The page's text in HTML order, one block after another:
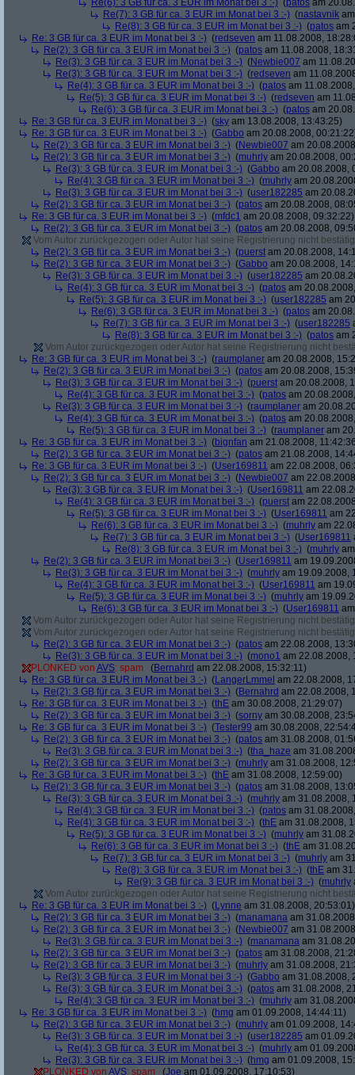
Re(6): 3 GB für ca. 3 EUR im Monat bei 3 :-) ( patos am
Re(7): 3 GB für ca. 3 EUR im Monat bei 3 :-) (nastavnik
Re(8): 3 GB für ca. 3 EUR im Monat bei 3 :-) (patos am
Re: 3 GB für ca. 3 EUR im Monat bei 3 :-) (redseven am 11.08.2008,
Re(2): 3 GB für ca. 3 EUR im Monat bei 3 :-) (patos am 11.08.2008,
Re(3): 3 GB für ca. 3 EUR im Monat bei 3 :-) (Newbie007 am
Re(3): 3 GB für ca. 3 EUR im Monat bei 3 :-) (redseven am
Re(4): 3 GB für ca. 3 EUR im Monat bei 3 :-) (patos am
Re(5): 3 GB für ca. 3 EUR im Monat bei 3 :-) (redseven am
Re(6): 3 GB für ca. 3 EUR im Monat bei 3 :-) (patos am
Re: 3 GB für ca. 3 EUR im Monat bei 3 :-) (sky am 13.08.2008, 13:43:25)
Re: 3 GB für ca. 3 EUR im Monat bei 3 :-) (Gabbo am 20.08.2008,
Re(2): 3 GB für ca. 3 EUR im Monat bei 3 :-) (Newbie007 am
Re(2): 3 GB für ca. 3 EUR im Monat bei 3 :-) (muhrly am 20.08.2008,
Re(3): 3 GB für ca. 3 EUR im Monat bei 3 :-) (Gabbo am 20.08.2008,
Re(4): 3 GB für ca. 3 EUR im Monat bei 3 :-) (muhrly am
Re(3): 3 GB für ca. 3 EUR im Monat bei 3 :-) (user182285 am
Re(2): 3 GB für ca. 3 EUR im Monat bei 3 :-) (patos am 20.08.2008,
Re: 3 GB für ca. 3 EUR im Monat bei 3 :-) (mfdc1 am 20.08.2008, 09:32:22)
Re(2): 3 GB für ca. 3 EUR im Monat bei 3 :-) (patos am 20.08.2008,
Vom Autor zurückgezogen oder Autor hat seine Registrierung nicht
Re(2): 3 GB für ca. 3 EUR im Monat bei 3 :-) (puerst am 20.08.2008,
Re(2): 3 GB für ca. 3 EUR im Monat bei 3 :-) (Gabbo am 20.08.2008,
Re(3): 3 GB für ca. 3 EUR im Monat bei 3 :-) (user182285 am
Re(4): 3 GB für ca. 3 EUR im Monat bei 3 :-) (patos am
Re(5): 3 GB für ca. 3 EUR im Monat bei 3 :-) (user182285 am
Re(6): 3 GB für ca. 3 EUR im Monat bei 3 :-) (patos am
Re(7): 3 GB für ca. 3 EUR im Monat bei 3 :-) (user182285
Re(8): 3 GB für ca. 3 EUR im Monat bei 3 :-) (patos am
Vom Autor zurückgezogen oder Autor hat seine Registrierung nicht
Re: 3 GB für ca. 3 EUR im Monat bei 3 :-) (raumplaner am 20.08.2008,
Re(2): 3 GB für ca. 3 EUR im Monat bei 3 :-) (patos am 20.08.2008,
Re(3): 3 GB für ca. 3 EUR im Monat bei 3 :-) (puerst am 20.08.2008,
Re(4): 3 GB für ca. 3 EUR im Monat bei 3 :-) (patos am
Re(3): 3 GB für ca. 3 EUR im Monat bei 3 :-) (raumplaner am
Re(4): 3 GB für ca. 3 EUR im Monat bei 3 :-) (patos am
Re(5): 3 GB für ca. 3 EUR im Monat bei 3 :-) (raumplaner am
Re: 3 GB für ca. 3 EUR im Monat bei 3 :-) (bignfan am 21.08.2008,
Re(2): 3 GB für ca. 3 EUR im Monat bei 3 :-) (patos am 21.08.2008,
Re: 3 GB für ca. 3 EUR im Monat bei 3 :-) (User169811 am 22.08.2008,
Re(2): 3 GB für ca. 3 EUR im Monat bei 3 :-) (Newbie007 am
Re(3): 3 GB für ca. 3 EUR im Monat bei 3 :-) (User169811 am
Re(4): 3 GB für ca. 3 EUR im Monat bei 3 :-) (puerst am
Re(5): 3 GB für ca. 3 EUR im Monat bei 3 :-) (User169811 am
Re(6): 3 GB für ca. 3 EUR im Monat bei 3 :-) (muhrly am
Re(7): 3 GB für ca. 3 EUR im Monat bei 3 :-) (User169811
Re(8): 3 GB für ca. 3 EUR im Monat bei 3 :-) (muhrly
Re(2): 3 GB für ca. 3 EUR im Monat bei 3 :-) (User169811 am
Re(3): 3 GB für ca. 3 EUR im Monat bei 3 :-) (muhrly am 19.09.2008,
Re(4): 3 GB für ca. 3 EUR im Monat bei 3 :-) (User169811 am
Re(5): 3 GB für ca. 3 EUR im Monat bei 3 :-) (muhrly am
Re(6): 3 GB für ca. 3 EUR im Monat bei 3 :-) (User169811
Vom Autor zurückgezogen oder Autor hat seine Registrierung nicht
Vom Autor zurückgezogen oder Autor hat seine Registrierung nicht
Re(2): 3 GB für ca. 3 EUR im Monat bei 3 :-) (patos am 22.08.2008,
Re(3): 3 GB für ca. 3 EUR im Monat bei 3 :-) (mono1 am 22.08.2008,
PLONKED von AVS: spam (Bernahrd am 22.08.2008, 15:32:11)
Re: 3 GB für ca. 3 EUR im Monat bei 3 :-) (LangerLmmel am 22.08.2008,
Re(2): 3 GB für ca. 3 EUR im Monat bei 3 :-) (Bernahrd am 22.08.2008,
Re: 3 GB für ca. 3 EUR im Monat bei 3 :-) (thE am 30.08.2008, 21:29:07)
Re(2): 3 GB für ca. 3 EUR im Monat bei 3 :-) (sorny am 30.08.2008,
Re: 3 GB für ca. 3 EUR im Monat bei 3 :-) (Tester99 am 30.08.2008,
Re(2): 3 GB für ca. 3 EUR im Monat bei 3 :-) (patos am 31.08.2008,
Re(3): 3 GB für ca. 3 EUR im Monat bei 3 :-) (tha_haze am
Re(2): 3 GB für ca. 3 EUR im Monat bei 3 :-) (muhrly am 31.08.2008,
Re: 3 GB für ca. 3 EUR im Monat bei 3 :-) (thE am 31.08.2008, 12:59:00)
Re(2): 3 GB für ca. 3 EUR im Monat bei 3 :-) (patos am 31.08.2008,
Re(3): 3 GB für ca. 3 EUR im Monat bei 3 :-) (muhrly am 31.08.2008,
Re(4): 3 GB für ca. 3 EUR im Monat bei 3 :-) (patos am
Re(4): 3 GB für ca. 3 EUR im Monat bei 3 :-) (thE am 31.08.2008,
Re(5): 3 GB für ca. 3 EUR im Monat bei 3 :-) (muhrly am
Re(6): 3 GB für ca. 3 EUR im Monat bei 3 :-) (thE am
Re(7): 3 GB für ca. 3 EUR im Monat bei 3 :-) (muhrly am
Re(8): 3 GB für ca. 3 EUR im Monat bei 3 :-) (thE am
Re(9): 3 GB für ca. 3 EUR im Monat bei 3 :-) (muhrly
Vom Autor zurückgezogen oder Autor hat seine Registrierung nicht
Re: 3 GB für ca. 3 EUR im Monat bei 3 :-) (Lynne am 31.08.2008, 20:53:01)
Re(2): 3 GB für ca. 3 EUR im Monat bei 3 :-) (manamana am
Re(2): 3 GB für ca. 3 EUR im Monat bei 3 :-) (Newbie007 am
Re(3): 3 GB für ca. 3 EUR im Monat bei 3 :-) (manamana am
Re(2): 3 GB für ca. 3 EUR im Monat bei 3 :-) (patos am 31.08.2008,
Re(2): 3 GB für ca. 3 EUR im Monat bei 3 :-) (muhrly am 31.08.2008,
Re(3): 3 GB für ca. 3 EUR im Monat bei 3 :-) (Gabbo am 31.08.2008,
Re(3): 3 GB für ca. 3 EUR im Monat bei 3 :-) (patos am 31.08.2008,
Re(4): 3 GB für ca. 3 EUR im Monat bei 3 :-) (muhrly am
Re: 3 GB für ca. 3 EUR im Monat bei 3 :-) (hmg am 01.09.2008, 14:44:11)
Re(2): 3 GB für ca. 3 EUR im Monat bei 3 :-) (muhrly am 01.09.2008,
Re(3): 3 GB für ca. 3 EUR im Monat bei 3 :-) (user182285 am
Re(4): 3 GB für ca. 3 EUR im Monat bei 3 :-) (muhrly am
Re(3): 3 GB für ca. 3 EUR im Monat bei 3 :-) (hmg am 01.09.2008,
PLONKED von AVS: spam (Joe am 01.09.2008, 17:10:53)